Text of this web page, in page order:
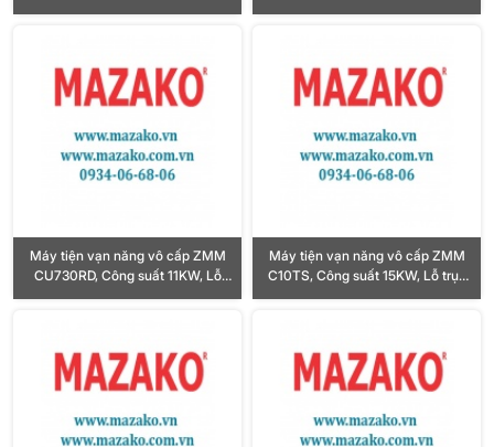
Máy tiện vạn năng vô cấp ZMM
CU730RD, Công suất 11KW, Lỗ
Máy tiện vạn năng vô cấp ZMM
C10TS, Công suất 15KW, Lỗ trục